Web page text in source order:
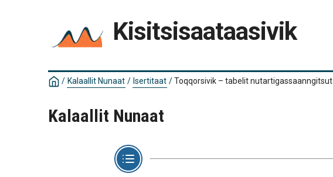
Kisitsisaataasivik
/ Kalaallit Nunaat / Isertitaat /Toqqorsivik – tabelit nutartigassaanngitsut
Kalaallit Nunaat